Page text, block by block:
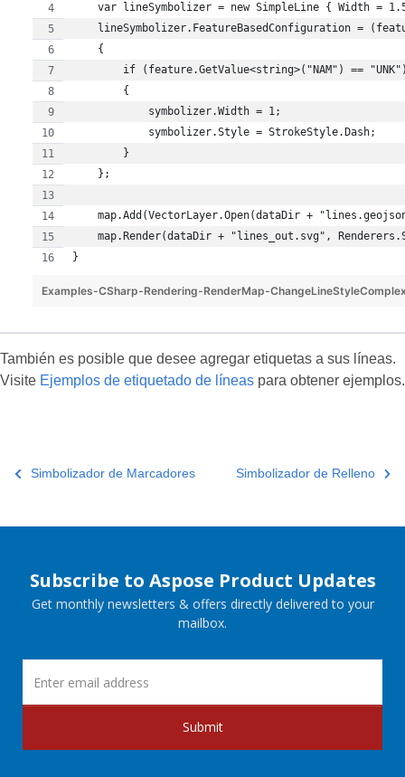
var lineSymbolizer = new SimpleLine { Width =
lineSymbolizer.FeatureBasedConfiguration =
    {
if (feature.GetValue<string>("NAM") ==
        {
            symbolizer.Width = 1;
            symbolizer.Style = StrokeStyle.Dash;
        }
    };
map.Add(VectorLayer.Open(dataDir +
map.Render(dataDir + "lines_out.svg",
}
Examples-CSharp-Rendering-RenderMap-
También es posible que desee agregar etiquetas a sus líneas.
Visite Ejemplos de etiquetado de líneas para obtener ejemplos.
Simbolizador de Marcadores Simbolizador de Relleno
Subscribe to Aspose Product Updates
Get monthly newsletters & offers directly delivered to your
mailbox.
Submit